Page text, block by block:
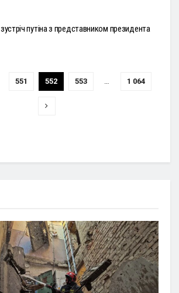
путіна з представником президента
551 552 553 1 064